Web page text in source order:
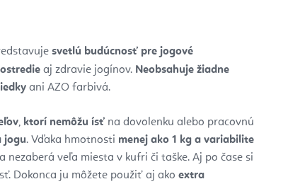
svetlú budúcnosť pre jogové
aj zdravie jogínov. Neobsahuje žiadne
ani AZO farbivá.
, ktorí nemôžu ísť na dovolenku alebo pracovnú
jogu. Vďaka hmotnosti menej ako 1 kg a variabilite
nezaberá veľa miesta v kufri či taške. Aj po čase si
Dokonca ju môžete použiť aj ako extra